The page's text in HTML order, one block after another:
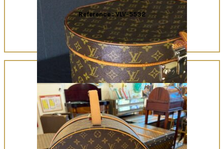
Quick View
Reference : VLV-5532